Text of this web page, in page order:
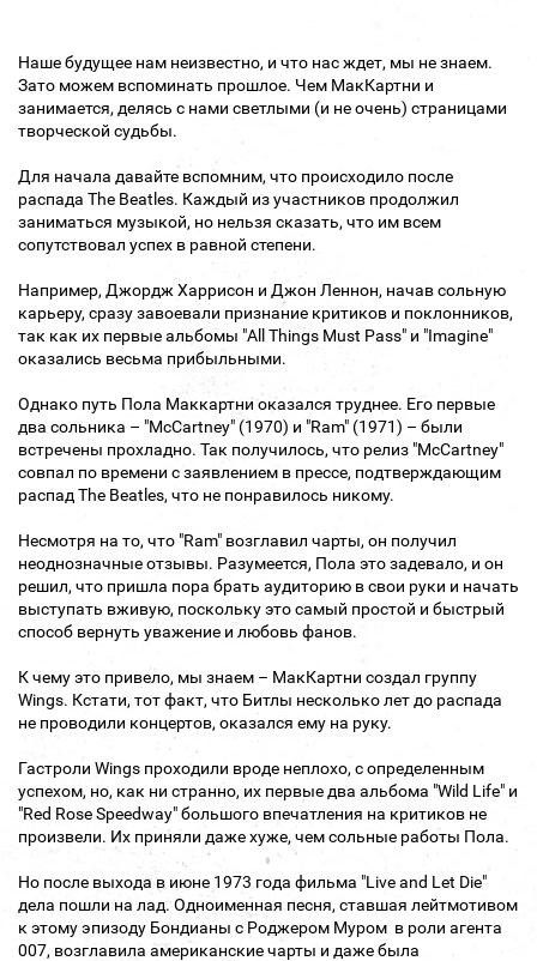
Наше будущее нам неизвестно, и что нас ждет, мы не знаем.
Зато можем вспоминать прошлое. Чем МакКартни и
занимается, делясь с нами светлыми (и не очень) страницами
творческой судьбы.
Для начала давайте вспомним, что происходило после
распада The Beatles. Каждый из участников продолжил
заниматься музыкой, но нельзя сказать, что им всем
сопутствовал успех в равной степени.
Например, Джордж Харрисон и Джон Леннон, начав сольную
карьеру, сразу завоевали признание критиков и поклонников,
так как их первые альбомы "All Things Must Pass" и "Imagine"
оказались весьма прибыльными.
Однако путь Пола Маккартни оказался труднее. Его первые
два сольника – "McCartney" (1970) и "Ram" (1971) – были
встречены прохладно. Так получилось, что релиз "McCartney"
совпал по времени с заявлением в прессе, подтверждающим
распад The Beatles, что не понравилось никому.
Несмотря на то, что "Ram" возглавил чарты, он получил
неоднозначные отзывы. Разумеется, Пола это задевало, и он
решил, что пришла пора брать аудиторию в свои руки и начать
выступать вживую, поскольку это самый простой и быстрый
способ вернуть уважение и любовь фанов.
К чему это привело, мы знаем – МакКартни создал группу
Wings. Кстати, тот факт, что Битлы несколько лет до распада
не проводили концертов, оказался ему на руку.
Гастроли Wings проходили вроде неплохо, с определенным
успехом, но, как ни странно, их первые два альбома "Wild Life" и
"Red Rose Speedway" большого впечатления на критиков не
произвели. Их приняли даже хуже, чем сольные работы Пола.
Но после выхода в июне 1973 года фильма "Live and Let Die"
дела пошли на лад. Одноименная песня, ставшая лейтмотивом
к этому эпизоду Бондианы с Роджером Муром в роли агента
007, возглавила американские чарты и даже была